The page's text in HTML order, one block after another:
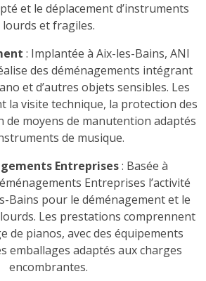
et le déplacement d’instruments
lourds et fragiles.
: Implantée à Aix-les-Bains, ANI
des déménagements intégrant
et d’autres objets sensibles. Les
la visite technique, la protection des
de moyens de manutention adaptés
de musique.
Entreprises: Basée à
Entreprises l’activité
Bains pour le déménagement et le
Les prestations comprennent
de pianos, avec des équipements
emballages adaptés aux charges
encombrantes.